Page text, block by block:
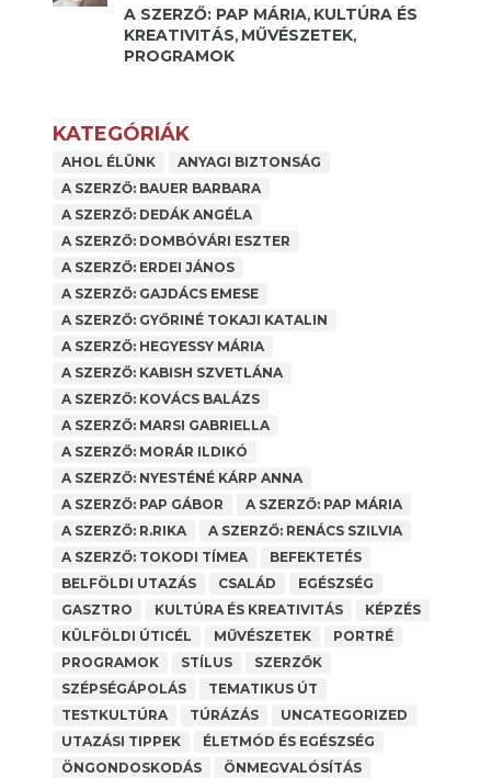
A SZERZŐ: PAP MÁRIA, KULTÚRA ÉS
KREATIVITÁS, MŰVÉSZETEK,
PROGRAMOK
KATEGÓRIÁK
AHOL ÉLÜNK
ANYAGI BIZTONSÁG
A SZERZŐ: BAUER BARBARA
A SZERZŐ: DEDÁK ANGÉLA
A SZERZŐ: DOMBÓVÁRI ESZTER
A SZERZŐ: ERDEI JÁNOS
A SZERZŐ: GAJDÁCS EMESE
A SZERZŐ: GYŐRINÉ TOKAJI KATALIN
A SZERZŐ: HEGYESSY MÁRIA
A SZERZŐ: KABISH SZVETLÁNA
A SZERZŐ: KOVÁCS BALÁZS
A SZERZŐ: MARSI GABRIELLA
A SZERZŐ: MORÁR ILDIKÓ
A SZERZŐ: NYESTÉNÉ KÁRP ANNA
A SZERZŐ: PAP GÁBOR
A SZERZŐ: PAP MÁRIA
A SZERZŐ: R.RIKA
A SZERZŐ: RENÁCS SZILVIA
A SZERZŐ: TOKODI TÍMEA
BEFEKTETÉS
BELFÖLDI UTAZÁS
CSALÁD
EGÉSZSÉG
GASZTRO
KULTÚRA ÉS KREATIVITÁS
KÉPZÉS
KÜLFÖLDI ÚTICÉL
MŰVÉSZETEK
PORTRÉ
PROGRAMOK
STÍLUS
SZERZŐK
SZÉPSÉGÁPOLÁS
TEMATIKUS ÚT
TESTKULTÚRA
TÚRÁZÁS
UNCATEGORIZED
UTAZÁSI TIPPEK
ÉLETMÓD ÉS EGÉSZSÉG
ÖNGONDOSKODÁS
ÖNMEGVALÓSÍTÁS
NEA PÁLYÁZAT 2025
A SZERZŐ: PAP MÁRIA ,ANYAGI BIZTONSÁG